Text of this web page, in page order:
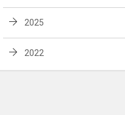
2025
2022